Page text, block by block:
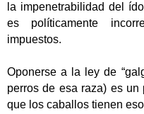
la impenetrabilidad del
es políticamente
impuestos.
Oponerse a la ley de
perros de esa raza) es
que los caballos tienen